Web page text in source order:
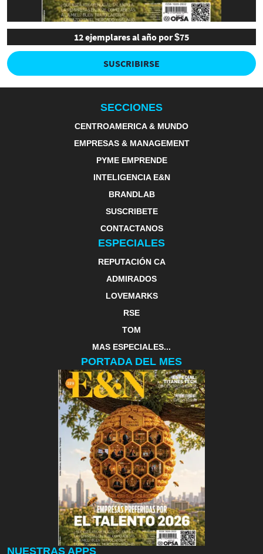
12 ejemplares al año por $75
SUSCRIBIRSE
SECCIONES
CENTROAMERICA & MUNDO
EMPRESAS & MANAGEMENT
PYME EMPRENDE
INTELIGENCIA E&N
BRANDLAB
SUSCRIBETE
CONTACTANOS
ESPECIALES
REPUTACIÓN CA
ADMIRADOS
LOVEMARKS
RSE
TOM
MAS ESPECIALES...
PORTADA DEL MES
NUESTRAS APPS